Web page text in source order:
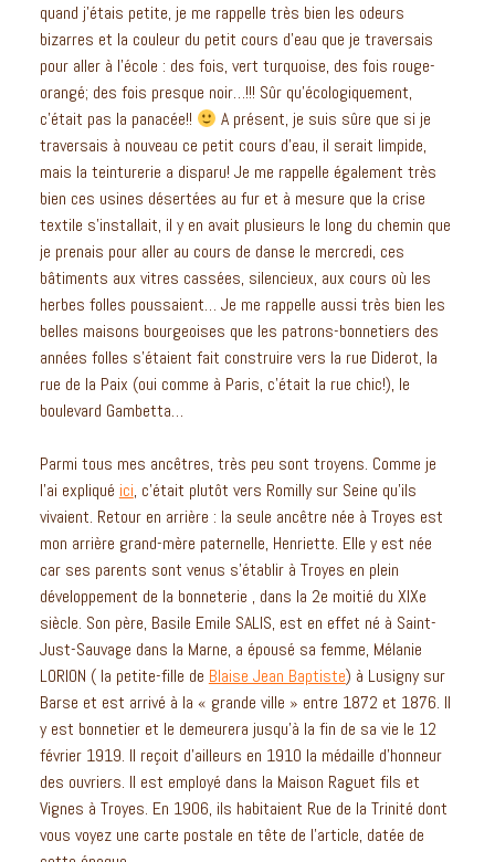
quand j’étais petite, je me rappelle très bien les odeurs
bizarres et la couleur du petit cours d’eau que je traversais
pour aller à l’école : des fois, vert turquoise, des fois rouge-
orangé; des fois presque noir…!!! Sûr qu’écologiquement,
c’était pas la panacée!!
A présent, je suis sûre que si je
traversais à nouveau ce petit cours d’eau, il serait limpide,
mais la teinturerie a disparu! Je me rappelle également très
bien ces usines désertées au fur et à mesure que la crise
textile s’installait, il y en avait plusieurs le long du chemin que
je prenais pour aller au cours de danse le mercredi, ces
bâtiments aux vitres cassées, silencieux, aux cours où les
herbes folles poussaient… Je me rappelle aussi très bien les
belles maisons bourgeoises que les patrons-bonnetiers des
années folles s’étaient fait construire vers la rue Diderot, la
rue de la Paix (oui comme à Paris, c’était la rue chic!), le
boulevard Gambetta…
Parmi tous mes ancêtres, très peu sont troyens. Comme je
l’ai expliqué ici, c’était plutôt vers Romilly sur Seine qu’ils
vivaient. Retour en arrière : la seule ancêtre née à Troyes est
mon arrière grand-mère paternelle, Henriette. Elle y est née
car ses parents sont venus s’établir à Troyes en plein
développement de la bonneterie , dans la 2e moitié du XIXe
siècle. Son père, Basile Emile SALIS, est en effet né à Saint-
Just-Sauvage dans la Marne, a épousé sa femme, Mélanie
LORION ( la petite-fille de Blaise Jean Baptiste) à Lusigny sur
Barse et est arrivé à la « grande ville » entre 1872 et 1876. Il
y est bonnetier et le demeurera jusqu’à la fin de sa vie le 12
février 1919. Il reçoit d’ailleurs en 1910 la médaille d’honneur
des ouvriers. Il est employé dans la Maison Raguet fils et
Vignes à Troyes. En 1906, ils habitaient Rue de la Trinité dont
vous voyez une carte postale en tête de l’article, datée de